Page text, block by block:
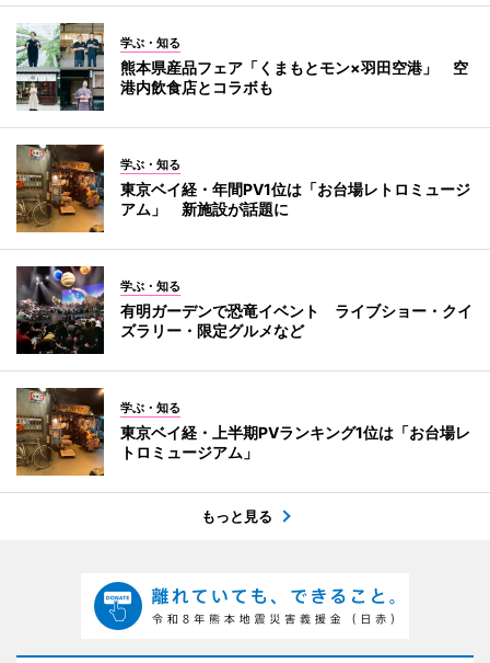
学ぶ・知る
熊本県産品フェア「くまもとモン×羽田空港」 空
港内飲食店とコラボも
学ぶ・知る
東京ベイ経・年間PV1位は「お台場レトロミュージ
アム」 新施設が話題に
学ぶ・知る
有明ガーデンで恐竜イベント ライブショー・クイ
ズラリー・限定グルメなど
学ぶ・知る
東京ベイ経・上半期PVランキング1位は「お台場レ
トロミュージアム」
もっと見る